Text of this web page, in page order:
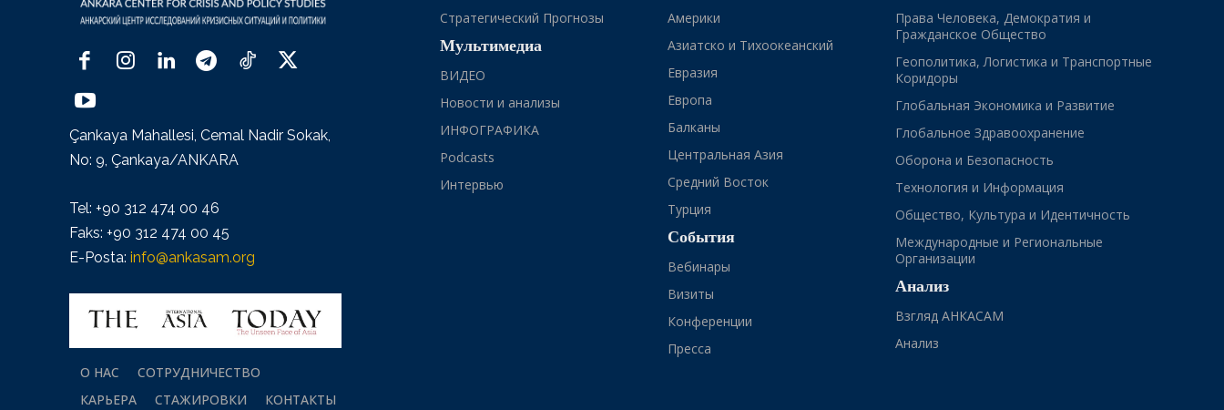
Çankaya Mahallesi, Cemal Nadir Sokak,
No: 9, Çankaya/ANKARA
Tel: +90 312 474 00 46
Faks: +90 312 474 00 45
E-Posta: info@ankasam.org
О НАС
СОТРУДНИЧЕСТВО
КАРЬЕРА
СТАЖИРОВКИ КОНТАКТЫ
Стратегический Прогнозы
Мультимедиа
ВИДЕО
Новости и анализы
ИНФОГРАФИКА
Podcasts
Интервью
Америки
Азиатско и Тихоокеанский
Евразия
Европа
Балканы
Центральная Азия
Средний Восток
Турция
События
Вебинары
Визиты
Конференции
Пресса
Права Человека, Демократия и
Гражданское Общество
Геополитика, Логистика и Транспортные
Коридоры
Глобальная Экономика и Развитие
Глобальное Здравоохранение
Оборона и Безопасность
Технология и Информация
Общество, Культура и Идентичность
Международные и Региональные
Организации
Анализ
Взгляд АНКАСАМ
Анализ